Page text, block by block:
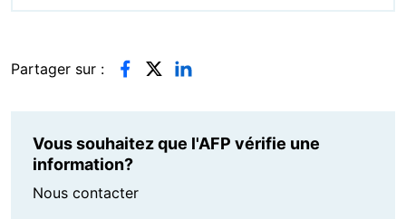
Partager sur :
Vous souhaitez que l'AFP vérifie une
information?
Nous contacter